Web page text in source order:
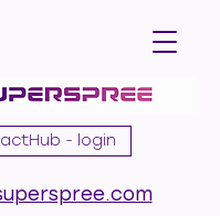
- login